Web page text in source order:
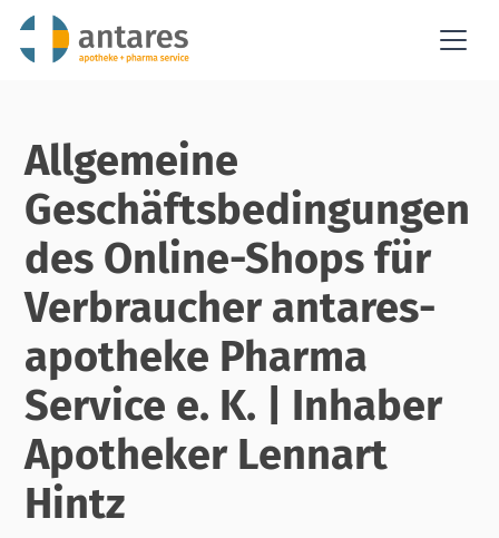
Allgemeine
Geschäftsbedingungen
des Online-Shops für
Verbraucher antares-
apotheke Pharma
Service e. K. | Inhaber
Apotheker Lennart
Hintz